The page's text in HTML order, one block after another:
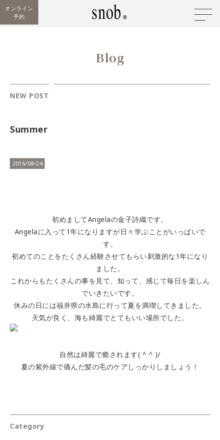
オンライン
予約
Blog
NEW POST
Summer
2016/08/24
初めましてAngelaの金子詩織です。
Angelaに入って1年になりますが日々学ぶことがいっぱいで
す。
初めてのことをたくさん経験させてもらい刺激的な1年になり
ました。
これからもたくさんの事を見て、知って、感じて毎日を楽しん
でいきたいです。
休みの日には福井県の水島に行って夏を満喫してきました。
天気が良く、海も綺麗でとてもいい場所でした。
自然は綺麗で癒されます( ^ ^ )/
夏の紫外線で痛んだ髪の毛のケアしっかりしましょう！
Category